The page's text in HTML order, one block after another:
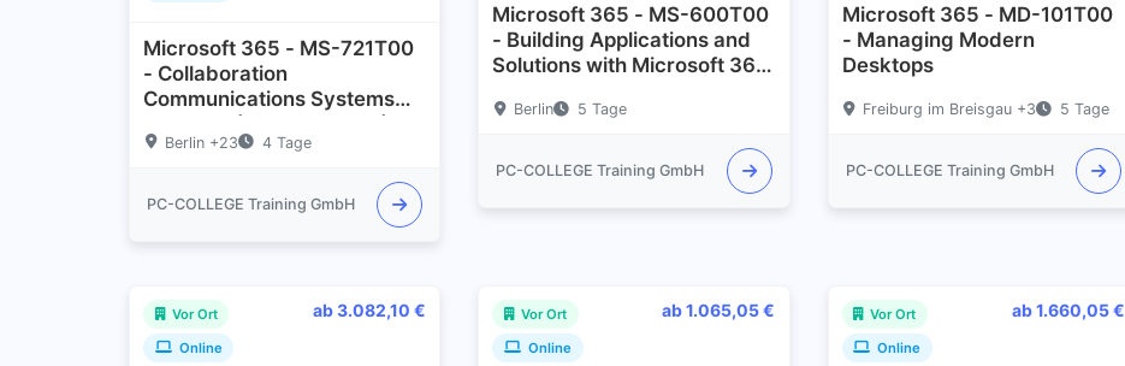
Microsoft 365 - MS-721T00
- Collaboration
Communications Systems
Engineer (Exam: MS-721)
Berlin +23 4 Tage
PC-COLLEGE Training GmbH
Microsoft 365 - MS-600T00
- Building Applications and
Solutions with Microsoft 365
Berlin 5 Tage
PC-COLLEGE Training GmbH
Microsoft 365 - MD-101T00
- Managing Modern
Desktops
Freiburg im Breisgau +3 5 Tage
PC-COLLEGE Training GmbH
Vor Ort
Online
ab 3.082,10 €
Vor Ort
Online
ab 1.065,05 €
Vor Ort
Online
ab 1.660,05 €